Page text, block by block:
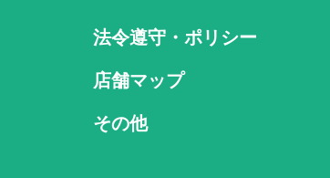
法令遵守・ポリシー
店舗マップ
その他